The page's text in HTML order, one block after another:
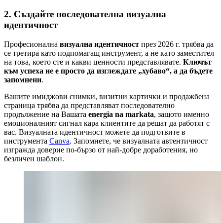
2. Създайте последователна визуална
идентичност
Професионална визуална идентичност през 2026 г. трябва да
се третира като подпомагащ инструмент, а не като заместител
на това, което сте и какви ценности представлявате. Ключът
към успеха не е просто да изглеждате „хубаво“, а да бъдете
запомнени.
Вашите имиджови снимки, визитни картички и продажбена
страница трябва да представляват последователно
продължение на Вашата energia na markata, защото именно
емоционалният сигнал кара клиентите да решат да работят с
вас. Визуалната идентичност можете да подготвите в
инструмента Canva. Запомнете, че визуалната автентичност
изгражда доверие по-бързо от най-добре доработения, но
безличен шаблон.